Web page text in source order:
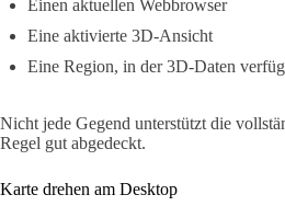
Einen aktuellen Webbrowser
Eine aktivierte 3D-Ansicht
Eine Region, in der 3D-Daten
Nicht jede Gegend unterstützt die
Regel gut abgedeckt.
Karte drehen am Desktop